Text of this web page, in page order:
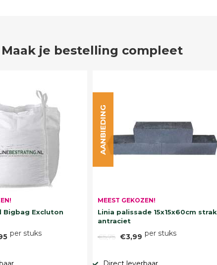
Maak je bestelling compleet
Bigbag Excluton
per stuks
MEEST GEKOZEN!
Linia palissade 15x15x60cm strak
antraciet
€5,75 €3,99 per stuks
AANBIEDING